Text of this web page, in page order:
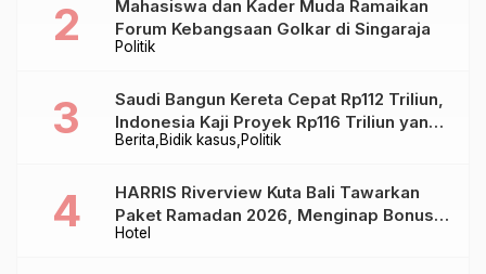
Politik
Mahasiswa dan Kader Muda Ramaikan
Forum Kebangsaan Golkar di Singaraja
Berita Bidik kasus Politik
Saudi Bangun Kereta Cepat Rp112 Triliun,
Indonesia Kaji Proyek Rp116 Triliun yang
Baru Sampai Bandung
Hotel
HARRIS Riverview Kuta Bali Tawarkan
Paket Ramadan 2026, Menginap Bonus
Takjil hingga Bukber Mulai Rp88.888